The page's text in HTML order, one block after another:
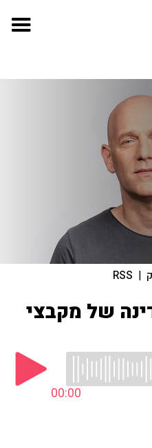
|
RSS
של מקבצי
00:00